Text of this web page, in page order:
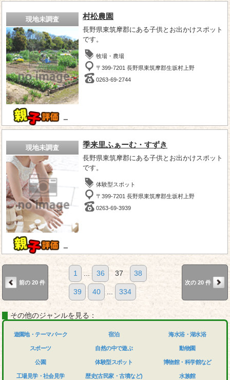
現地未調査
－
村松農園
長野県東筑摩郡にある子供とお出かけスポット
です。
牧場・農場
〒399-7201 長野県東筑摩郡生坂村上野
0263-69-2744
現地未調査
－
季来里ふぁーむ・すずき
長野県東筑摩郡にある子供とお出かけスポット
です。
体験型スポット
〒399-7201 長野県東筑摩郡生坂村上野
0263-69-3939
前の 20 件
1 ... 36 37 38
39 40 ... 334
次の 20 件
その他のジャンルを見る：
遊園地・テーマパーク
スポーツ
公園
工場見学・社会見学
宿泊
自然の中で遊ぶ
体験型スポット
歴史(古民家・古墳など)
海水浴・湖水浴
動物園
博物館・科学館など
水族館